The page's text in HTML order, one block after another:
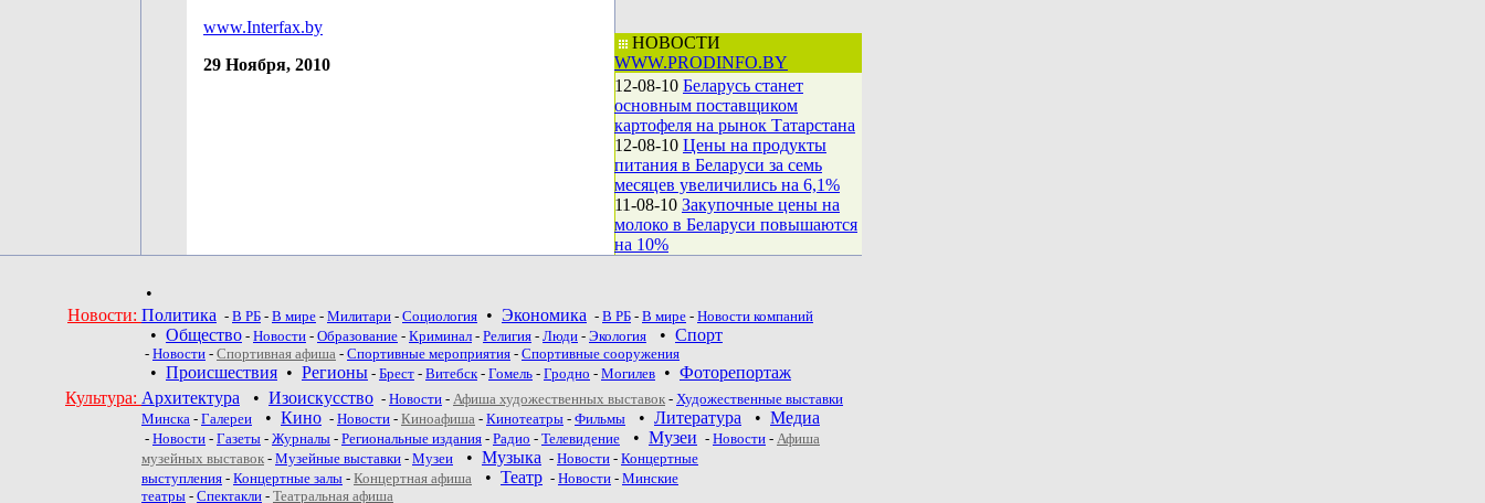
www.Interfax.by
29 Ноября, 2010
НОВОСТИ
WWW.PRODINFO.BY
12-08-10 Беларусь станет
основным поставщиком
картофеля на рынок Татарстана
12-08-10 Цены на продукты
питания в Беларуси за семь
месяцев увеличились на 6,1%
11-08-10 Закупочные цены на
молоко в Беларуси повышаются
на 10%
•
Новости: Политика - В РБ - В мире - Милитари - Социология • Экономика - В РБ - В мире - Новости компаний
• Общество - Новости - Образование - Криминал - Религия - Люди - Экология • Спорт
- Новости - Спортивная афиша - Спортивные мероприятия - Спортивные сооружения
• Происшествия • Регионы - Брест - Витебск- Гомель - Гродно - Могилев • Фоторепортаж
Культура: Архитектура • Изоискусство - Новости - Афиша художественных выставок - Художественные выставки
Минска - Галереи • Кино - Новости - Киноафиша - Кинотеатры - Фильмы • Литература • Медиа
- Новости - Газеты - Журналы - Региональные издания - Радио - Телевидение • Музеи - Новости - Афиша
музейных выставок - Музейные выставки - Музеи • Музыка - Новости - Концертные
выступления - Концертные залы - Концертная афиша • Театр - Новoсти - Минские
театры - Спектакли - Театральная афиша